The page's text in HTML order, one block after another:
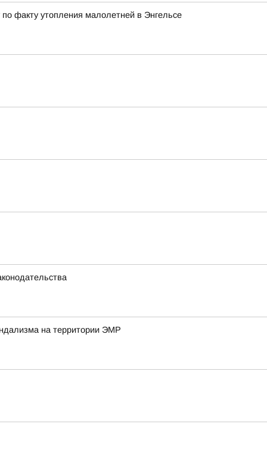
факту утопления малолетней в Энгельсе
на территории ЭМР